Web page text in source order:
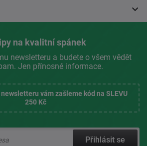
na kvalitní spánek
newsletteru a budete o všem vědět
Jen přínosné informace.
vám zašleme kód na SLEVU
250 Kč
Přihlásit se